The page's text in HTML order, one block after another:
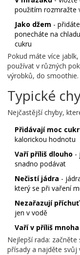
použitím rozmražte
Jako džem -
ponecháte na
cukru
Pokud máte více
používat v různých
výrobků, do smoothie.
Typické
Nejčastější chyby,
Přidávají moc
kalorickou hodnotu
Vaří příliš dlouho -
snadno podávat
Nečistí jádra -
který se při vaření
Nezařazují příchuť
jen v vodě
Vaří v příliš
Nejlepší rada:
přísady a najděte svůj